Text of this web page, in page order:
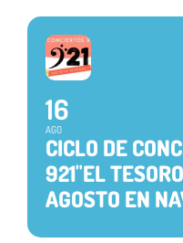
16
AGO
CICLO DE
921"EL
AGOSTO EN